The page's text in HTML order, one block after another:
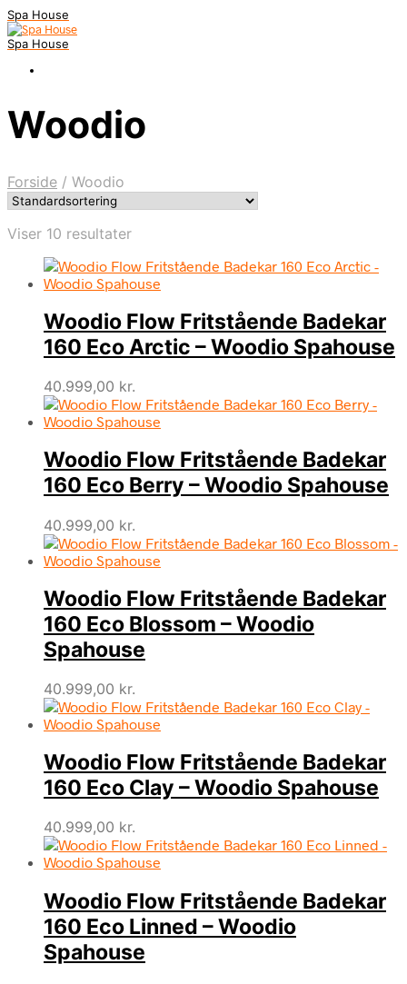
Spa House
Spa House
Woodio
Forside / Woodio
Viser 10 resultater
Woodio Flow Fritstående Badekar
160 Eco Arctic – Woodio Spahouse
40.999,00 kr.
Woodio Flow Fritstående Badekar
160 Eco Berry – Woodio Spahouse
40.999,00 kr.
Woodio Flow Fritstående Badekar
160 Eco Blossom – Woodio
Spahouse
40.999,00 kr.
Woodio Flow Fritstående Badekar
160 Eco Clay – Woodio Spahouse
40.999,00 kr.
Woodio Flow Fritstående Badekar
160 Eco Linned – Woodio
Spahouse